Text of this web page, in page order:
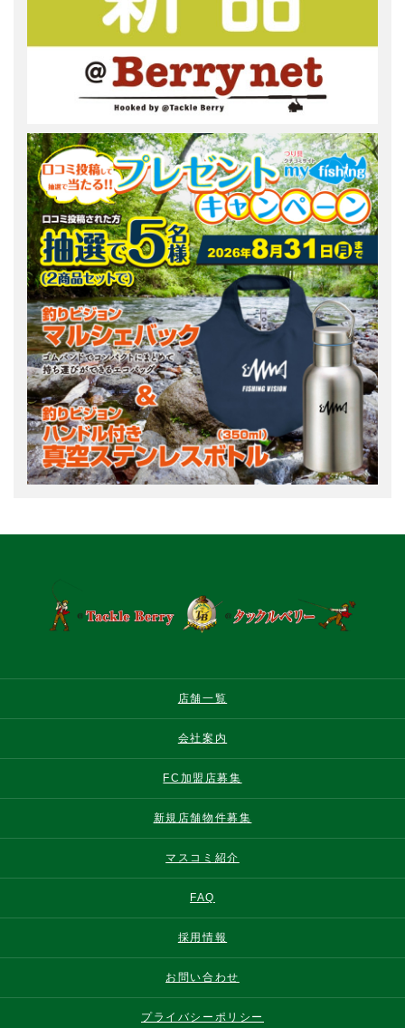
店舗一覧
会社案内
FC加盟店募集
新規店舗物件募集
マスコミ紹介
FAQ
採用情報
お問い合わせ
プライバシーポリシー